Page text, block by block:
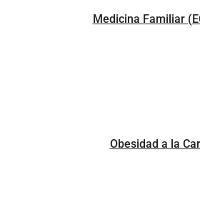
Medicina Familiar
Obesidad a la